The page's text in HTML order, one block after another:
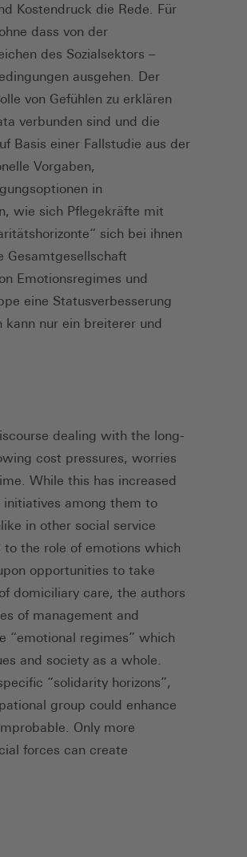
Kostendruck die Rede. Für
dass von der
des Sozialsektors –
ausgehen. Der
von Gefühlen zu erklären
verbunden sind und die
Basis einer Fallstudie aus der
Vorgaben,
in
wie sich Pflegekräfte mit
sich bei ihnen
Gesamtgesellschaft
Emotionsregimes und
eine Statusverbesserung
kann nur ein breiterer und
dealing with the long-
cost pressures, worries
While this has increased
among them to
in other social service
the role of emotions which
opportunities to take
domiciliary care, the authors
of management and
“emotional regimes” which
and society as a whole.
“solidarity horizons”,
group could enhance
Only more
forces can create